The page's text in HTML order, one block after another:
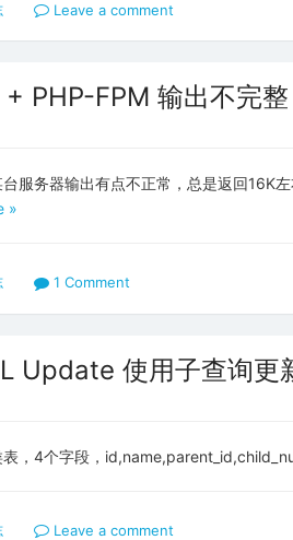
Leave a comment
PHP-FPM 输出不完整
服务器输出有点不正常，总是返回16K
»
1 Comment
Update 使用子查询更
表，4个字段，
Leave a comment